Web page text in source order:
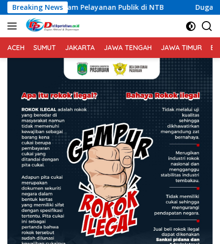
Langsung
ke
konten
Breaking News
Publik di NTB Dugaan Permasalahan Limbah
ACEH SUMUT JAKARTA JAWA TENGAH JAWA TIMUR